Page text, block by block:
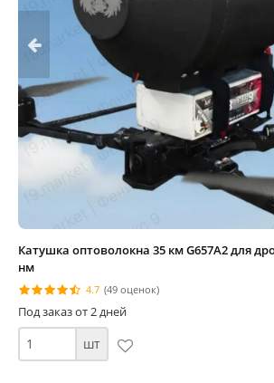
Катушка оптоволокна 35 км G657A2 для
нм
4.7 (49 оценок)
Под заказ от 2 дней
шт